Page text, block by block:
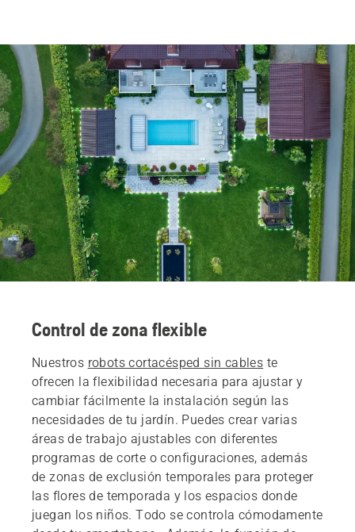
Control de zona flexible
Nuestros robots cortacésped sin cables te
ofrecen la flexibilidad necesaria para ajustar y
cambiar fácilmente la instalación según las
necesidades de tu jardín. Puedes crear varias
áreas de trabajo ajustables con diferentes
programas de corte o configuraciones, además
de zonas de exclusión temporales para proteger
las flores de temporada y los espacios donde
juegan los niños. Todo se controla cómodamente